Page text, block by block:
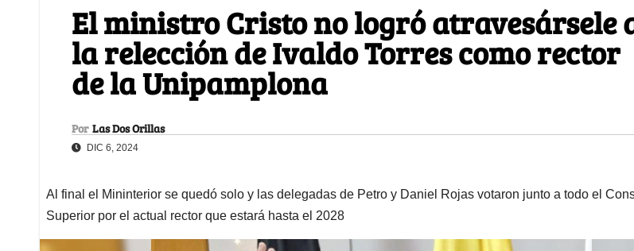
El ministro Cristo no logró atravesársele
la relección de Ivaldo Torres como rector
de la Unipamplona
Por Las Dos Orillas
DIC 6, 2024
Al final el Mininterior se quedó solo y las delegadas de Petro y Daniel Rojas votaron junto a todo el
Superior por el actual rector que estará hasta el 2028